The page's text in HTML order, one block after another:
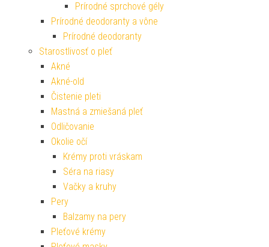
Prírodné sprchové gély
Prírodné deodoranty a vône
Prírodné deodoranty
Starostlivosť o pleť
Akné
Akné-old
Čistenie pleti
Mastná a zmiešaná pleť
Odličovanie
Okolie očí
Krémy proti vráskam
Séra na riasy
Vačky a kruhy
Pery
Balzamy na pery
Pleťové krémy